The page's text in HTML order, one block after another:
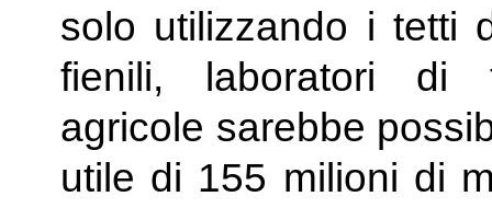
solo utilizzando i tetti
fienili, laboratori di
agricole sarebbe
utile di 155 milioni di